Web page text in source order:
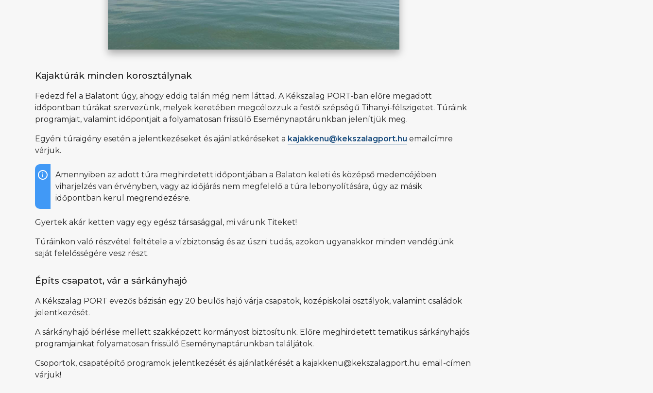
Kajaktúrák minden korosztálynak
Fedezd fel a Balatont úgy, ahogy eddig talán még nem láttad. A Kékszalag PORT-ban előre megadott
időpontban túrákat szervezünk, melyek keretében megcélozzuk a festői szépségű Tihanyi-félszigetet. Túráink
programjait, valamint időpontjait a folyamatosan frissülő Eseménynaptárunkban jelenítjük meg.
Egyéni túraigény esetén a jelentkezéseket és ajánlatkéréseket a kajakkenu@kekszalagport.hu emailcímre
várjuk.
Amennyiben az adott túra meghirdetett időpontjában a Balaton keleti és középső medencéjében
viharjelzés van érvényben, vagy az időjárás nem megfelelő a túra lebonyolítására, úgy az másik
időpontban kerül megrendezésre.
Gyertek akár ketten vagy egy egész társasággal, mi várunk Titeket!
Túráinkon való részvétel feltétele a vízbiztonság és az úszni tudás, azokon ugyanakkor minden vendégünk
saját felelősségére vesz részt.
Építs csapatot, vár a sárkányhajó
A Kékszalag PORT evezős bázisán egy 20 beülős hajó várja csapatok, középiskolai osztályok, valamint családok
jelentkezését.
A sárkányhajó bérlése mellett szakképzett kormányost biztosítunk. Előre meghirdetett tematikus sárkányhajós
programjainkat folyamatosan frissülő Eseménynaptárunkban találjátok.
Csoportok, csapatépítő programok jelentkezését és ajánlatkérését a kajakkenu@kekszalagport.hu email-címen
várjuk!